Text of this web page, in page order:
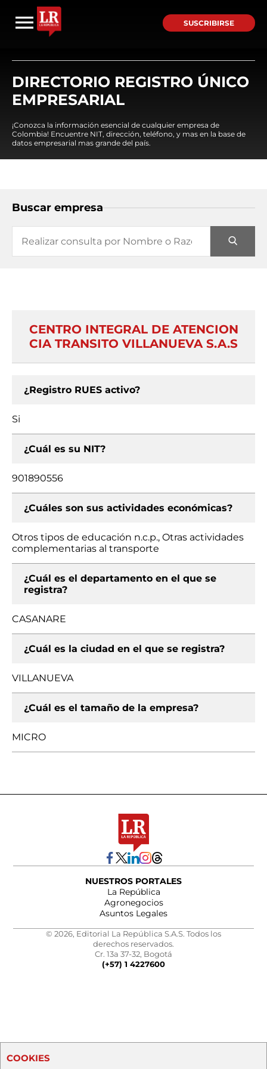
SUSCRIBIRSE
DIRECTORIO REGISTRO ÚNICO
EMPRESARIAL
¡Conozca la información esencial de cualquier empresa de
Colombia! Encuentre NIT, dirección, teléfono, y mas en la base de
datos empresarial mas grande del país.
Buscar empresa
CENTRO INTEGRAL DE ATENCION
CIA TRANSITO VILLANUEVA S.A.S
¿Registro RUES activo?
Si
¿Cuál es su NIT?
901890556
¿Cuáles son sus actividades económicas?
Otros tipos de educación n.c.p., Otras actividades
complementarias al transporte
¿Cuál es el departamento en el que se
registra?
CASANARE
¿Cuál es la ciudad en el que se registra?
VILLANUEVA
¿Cuál es el tamaño de la empresa?
MICRO
NUESTROS PORTALES
La República
Agronegocios
Asuntos Legales
© 2026, Editorial La República S.A.S. Todos los
derechos reservados.
Cr. 13a 37-32, Bogotá
(+57) 1 4227600
COOKIES